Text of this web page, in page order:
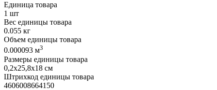
Единица товара
1 шт
Вес единицы товара
0.055 кг
Объем единицы товара
0.000093 м3
Размеры единицы товара
0,2х25,8х18 см
Штрихкод единицы товара
4606008664150